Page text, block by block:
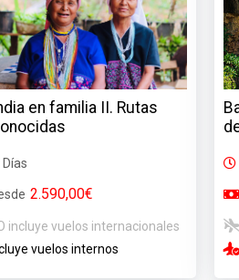
en familia II. Rutas
Días
2.590,00€
incluye vuelos internacionales
vuelos internos